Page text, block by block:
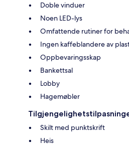
Doble vinduer
Noen LED-lys
Omfattende rutiner for
Ingen kaffeblandere av
Oppbevaringsskap
Bankettsal
Lobby
Hagemøbler
Skilt med punktskrift
Heis